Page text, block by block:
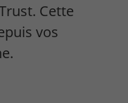
Cette
vos